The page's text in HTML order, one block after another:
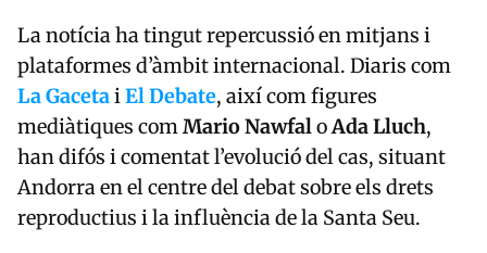
La notícia ha tingut repercussió en mitjans i
plataformes d’àmbit internacional. Diaris com
La GacetaiEl Debate, així com figures
mediàtiques comMario NawfaloAda Lluch,
han difós i comentat l’evolució del cas, situant
Andorra en el centre del debat sobre els drets
reproductius i la influència de la Santa Seu.